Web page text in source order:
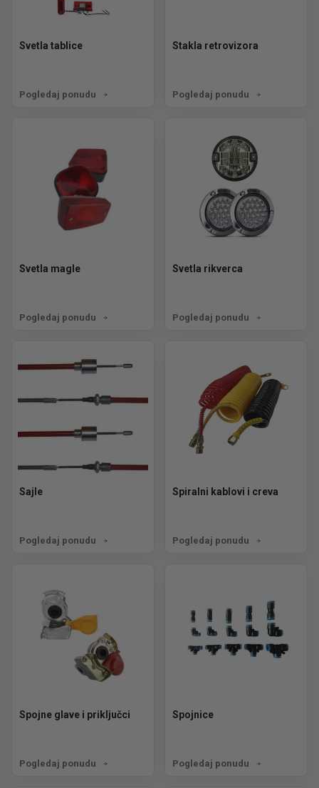
Svetla tablice
Pogledaj ponudu
Stakla retrovizora
Pogledaj ponudu
Svetla magle
Pogledaj ponudu
Svetla rikverca
Pogledaj ponudu
Sajle
Pogledaj ponudu
Spiralni kablovi i creva
Pogledaj ponudu
Spojne glave i priključci
Pogledaj ponudu
Spojnice
Pogledaj ponudu